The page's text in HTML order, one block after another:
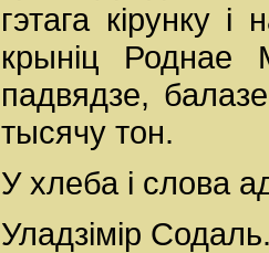
гэтага кірунку
крыніц
падвядзе,
тысячу тон.
У хлеба і слова
Уладзімір